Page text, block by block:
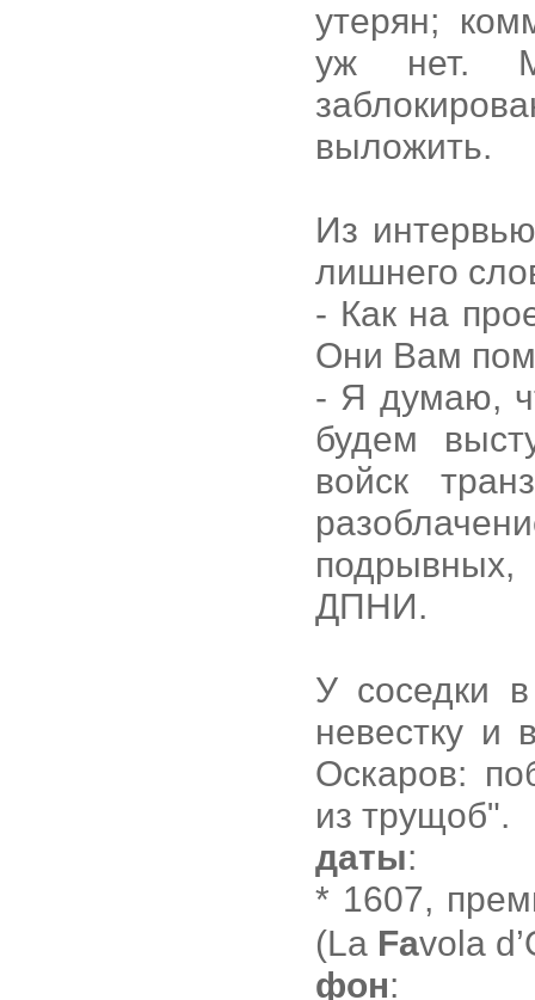
утерян;
уж нет.
выложить.
Из
лишнего
- Как на
Они Вам
- Я думаю,
будем
войск
подрывных,
ДПНИ.
У соседки
невестку и
Оскаров:
из трущоб".
даты:
* 1607,
(La Favola
фон: